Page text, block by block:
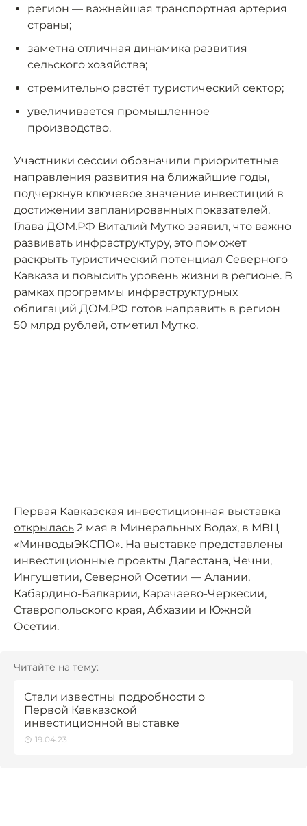
регион — важнейшая транспортная артерия
страны;
заметна отличная динамика развития
сельского хозяйства;
стремительно растёт туристический сектор;
увеличивается промышленное
производство.
Участники сессии обозначили приоритетные
направления развития на ближайшие годы,
подчеркнув ключевое значение инвестиций в
достижении запланированных показателей.
Глава ДОМ.РФ Виталий Мутко заявил, что важно
развивать инфраструктуру, это поможет
раскрыть туристический потенциал Северного
Кавказа и повысить уровень жизни в регионе. В
рамках программы инфраструктурных
облигаций ДОМ.РФ готов направить в регион
50 млрд рублей, отметил Мутко.
Первая Кавказская инвестиционная выставка
открылась 2 мая в Минеральных Водах, в МВЦ
«МинводыЭКСПО». На выставке представлены
инвестиционные проекты Дагестана, Чечни,
Ингушетии, Северной Осетии — Алании,
Кабардино-Балкарии, Карачаево-Черкесии,
Ставропольского края, Абхазии и Южной
Осетии.
Читайте на тему:
Стали известны подробности о
Первой Кавказской
инвестиционной выставке
19.04.23